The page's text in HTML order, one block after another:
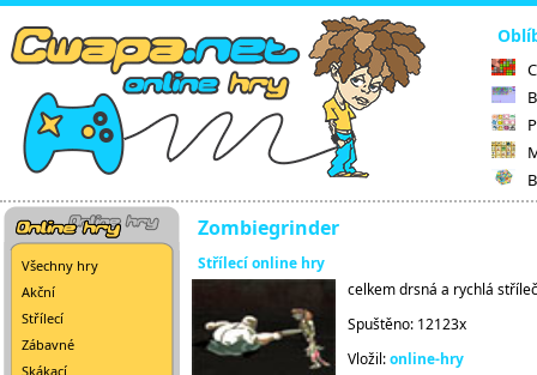
Všechny hry
Akční
Střílecí
Zábavné
Skákací
Zombiegrinder
Střílecí online hry
celkem drsná a rychlá
Spuštěno: 12123x
Vložil:online-hry